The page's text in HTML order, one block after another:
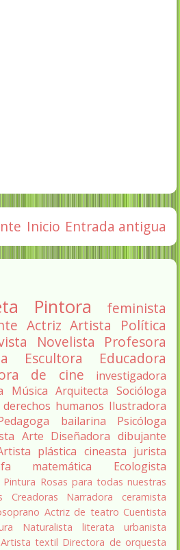
Entrada antigua
Inicio
Pintora
feminista
Actriz Artista
Política
Novelista
Profesora
Escultora
Educadora
de cine
investigadora
Música Arquitecta Socióloga
humanos Ilustradora
bailarina
Psicóloga
Arte Diseñadora dibujante
plástica cineasta jurista
matemática
Ecologista
Pintura Rosas para todas nuestras
Creadoras Narradora
ceramista
Actriz de teatro Cuentista
Naturalista literata
urbanista
Artista textil Directora de orquesta